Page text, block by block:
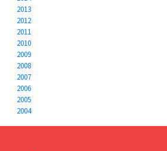
2013
2012
2011
2010
2009
2008
2007
2006
2005
2004